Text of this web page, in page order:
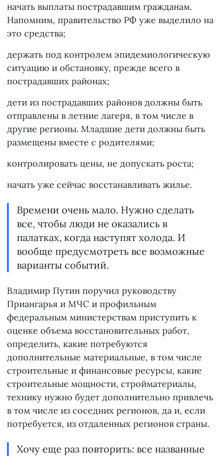
начать выплаты пострадавшим гражданам.
Напомним, правительство РФ уже выделило на
это средства;
держать под контролем эпидемиологическую
ситуацию и обстановку, прежде всего в
пострадавших районах;
дети из пострадавших районов должны быть
отправлены в летние лагеря, в том числе в
другие регионы. Младшие дети должны быть
размещены вместе с родителями;
контролировать цены, не допускать роста;
начать уже сейчас восстанавливать жилье.
Времени очень мало. Нужно сделать
все, чтобы люди не оказались в
палатках, когда наступят холода. И
вообще предусмотреть все возможные
варианты событий.
Владимир Путин поручил руководству
Приангарья и МЧС и профильным
федеральным министерствам приступить к
оценке объема восстановительных работ,
определить, какие потребуются
дополнительные материальные, в том числе
строительные и финансовые ресурсы, какие
строительные мощности, стройматериалы,
технику нужно будет дополнительно привлечь
в том числе из соседних регионов, да и, если
потребуется, из отдаленных регионов страны.
Хочу еще раз повторить: все названные